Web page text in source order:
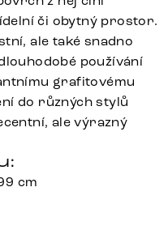
či obytný prostor.
ale také snadno
používání
grafitovému
do různých stylů
ale výrazný
cm